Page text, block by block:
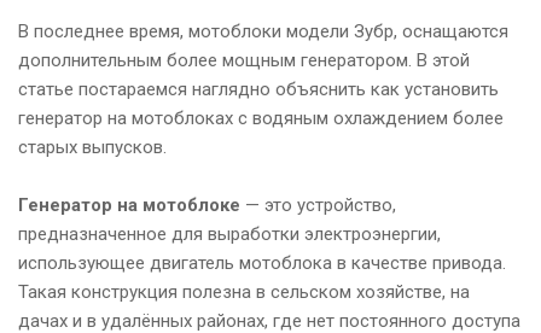
В последнее время, мотоблоки модели Зубр, оснащаются
дополнительным более мощным генератором. В этой
статье постараемся наглядно объяснить как установить
генератор на мотоблоках с водяным охлаждением более
старых выпусков.
Генератор на мотоблоке — это устройство,
предназначенное для выработки электроэнергии,
использующее двигатель мотоблока в качестве привода.
Такая конструкция полезна в сельском хозяйстве, на
дачах и в удалённых районах, где нет постоянного доступа